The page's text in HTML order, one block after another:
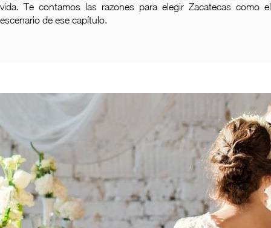
vida. Te contamos las razones para elegir Zacatecas como el
escenario de ese capítulo.